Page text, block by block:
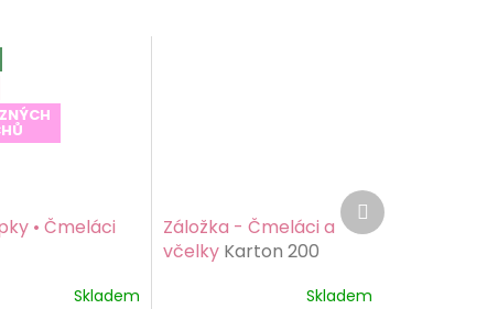
• Čmeláci
Skladem
Záložka - Čmeláci a
včelky Karton 200
Skladem
Další
produkt